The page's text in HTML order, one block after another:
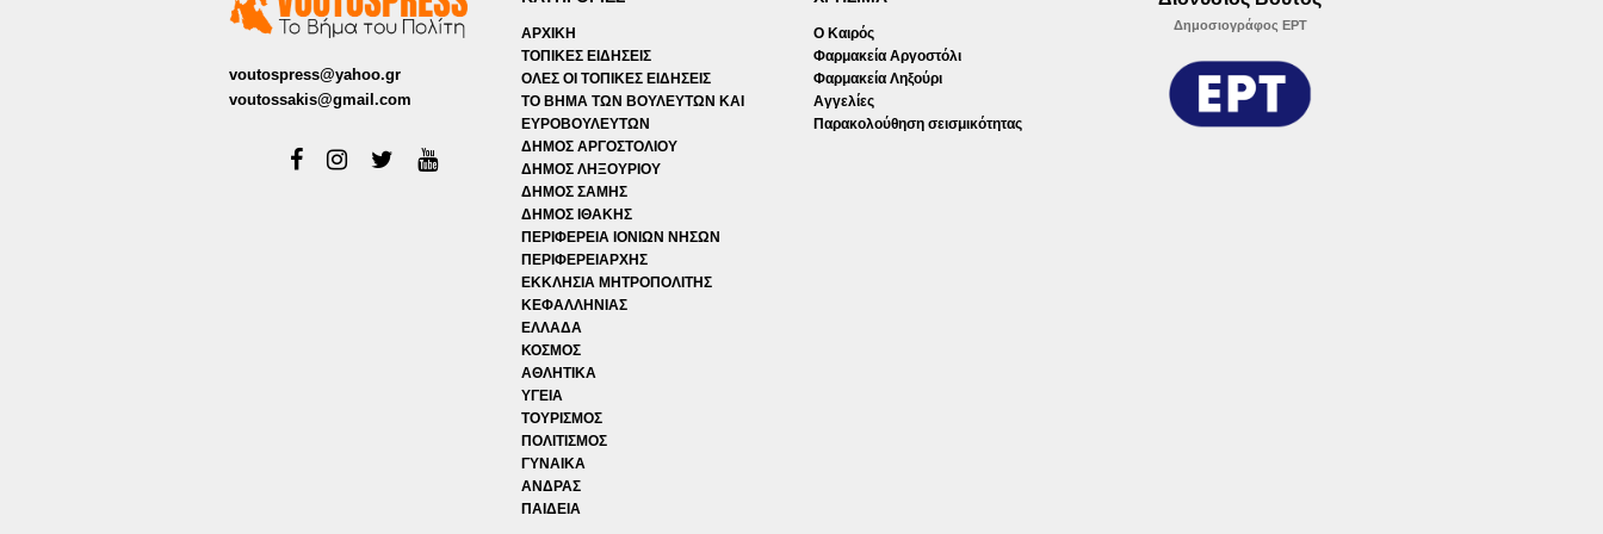
voutospress@yahoo.gr
voutossakis@gmail.com
ΑΡΧΙΚΗ
ΤΟΠΙΚΕΣ ΕΙΔΗΣΕΙΣ
ΟΛΕΣ ΟΙ ΤΟΠΙΚΕΣ ΕΙΔΗΣΕΙΣ
ΤΟ ΒΗΜΑ ΤΩΝ ΒΟΥΛΕΥΤΩΝ ΚΑΙ
ΕΥΡΟΒΟΥΛΕΥΤΩΝ
ΔΗΜΟΣ ΑΡΓΟΣΤΟΛΙΟΥ
ΔΗΜΟΣ ΛΗΞΟΥΡΙΟΥ
ΔΗΜΟΣ ΣΑΜΗΣ
ΔΗΜΟΣ ΙΘΑΚΗΣ
ΠΕΡΙΦΕΡΕΙΑ ΙΟΝΙΩΝ ΝΗΣΩΝ
ΠΕΡΙΦΕΡΕΙΑΡΧΗΣ
ΕΚΚΛΗΣΙΑ ΜΗΤΡΟΠΟΛΙΤΗΣ
ΚΕΦΑΛΛΗΝΙΑΣ
ΕΛΛΑΔΑ
ΚΟΣΜΟΣ
ΑΘΛΗΤΙΚΑ
ΥΓΕΙΑ
ΤΟΥΡΙΣΜΟΣ
ΠΟΛΙΤΙΣΜΟΣ
ΓΥΝΑΙΚΑ
ΑΝΔΡΑΣ
ΠΑΙΔΕΙΑ
Ο Καιρός
Φαρμακεία Αργοστόλι
Φαρμακεία Ληξούρι
Αγγελίες
Παρακολούθηση σεισμικότητας
Δημοσιογράφος ΕΡΤ